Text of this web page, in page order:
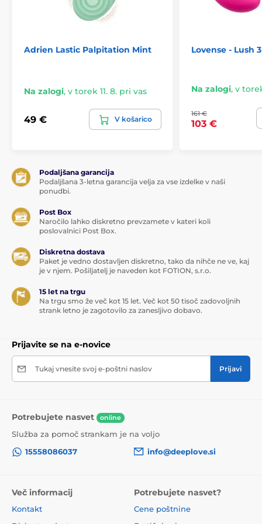
Močna silikonska vrvica omogoča enostavno in varno
odstranitev po uporabi.
ali bazenu. Vgrajena polnilna baterija se polni prek
USB kabla, zato menjava baterij ni potrebna.
Zakaj vam bodo Take it Easy Era všeč:
Brezžični daljinski upravljalnik
Tiho delovanje pod 60 dB
Vodoodpornost IPX7
Močna silikonska vrvica za enostavno odstranitev
Tehnične specifikacije:
Kolekcija: Lola Games Take it Easy
Vibracije: da
Število načinov: 10
Napajanje kroglic: USB polnilna baterija
Napajanje upravljalnika: 2 × AAA bateriji
Adrien Lastic Palpitation Mint
Na zalogi, v torek 11. 8. pri vas
49 € V košarico
Lovense - Lush 3
Na zalogi, v
161 €
103 €
Podaljšana garancija
Podaljšana 3-letna garancija velja za vse izdelke v naši
ponudbi.
Post Box
Naročilo lahko diskretno prevzamete v kateri koli
poslovalnici Post Box.
Diskretna dostava
Paket je vedno dostavljen diskretno, tako da nihče ne ve, kaj
je v njem. Pošiljatelj je naveden kot FOTION, s.r.o.
15 let na trgu
Na trgu smo že več kot 15 let. Več kot 50 tisoč zadovoljnih
strank letno je zagotovilo za zanesljivo dobavo.
Prijavite se na e-novice
Tukaj vnesite svoj e-poštni naslov Prijavi
Potrebujete nasvet online
Služba za pomoč strankam je na voljo
15558086037
info@deeplove.si
Več informacij
Kontakt
Potrebujete nasvet?
Cene poštnine